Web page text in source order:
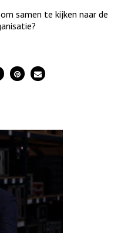
samen te kijken naar de